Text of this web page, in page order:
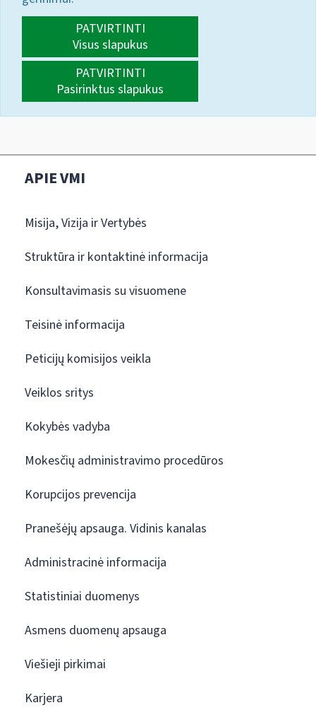
PATVIRTINTI
Visus slapukus
PATVIRTINTI
Pasirinktus slapukus
APIE VMI
Misija, Vizija ir Vertybės
Struktūra ir kontaktinė informacija
Konsultavimasis su visuomene
Teisinė informacija
Peticijų komisijos veikla
Veiklos sritys
Kokybės vadyba
Mokesčių administravimo procedūros
Korupcijos prevencija
Pranešėjų apsauga. Vidinis kanalas
Administracinė informacija
Statistiniai duomenys
Asmens duomenų apsauga
Viešieji pirkimai
Karjera